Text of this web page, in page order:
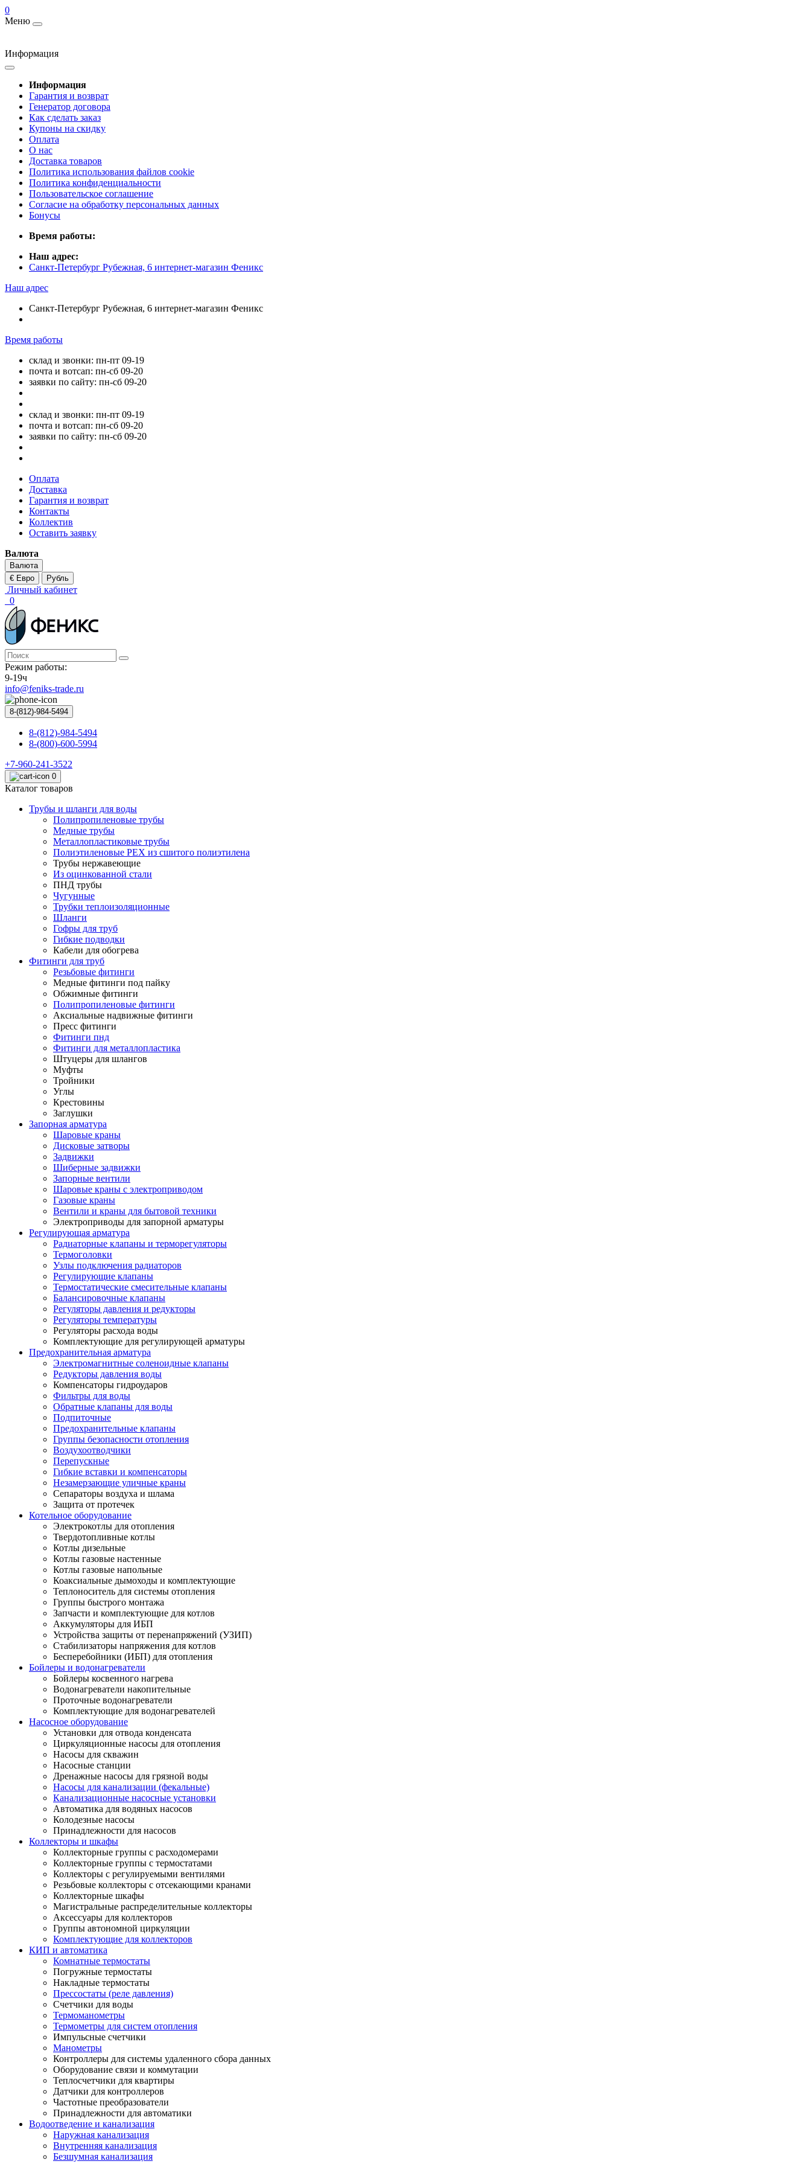
0
Меню
Информация
Информация
Гарантия и возврат
Генератор договора
Как сделать заказ
Купоны на скидку
Оплата
О нас
Доставка товаров
Политика использования файлов cookie
Политика конфиденциальности
Пользовательское соглашение
Согласие на обработку персональных данных
Бонусы
Время работы:
Наш адрес:
Санкт-Петербург Рубежная, 6 интернет-магазин Феникс
Наш адрес
Санкт-Петербург Рубежная, 6 интернет-магазин Феникс
Время работы
склад и звонки: пн-пт 09-19
почта и вотсап: пн-сб 09-20
заявки по сайту: пн-сб 09-20
склад и звонки: пн-пт 09-19
почта и вотсап: пн-сб 09-20
заявки по сайту: пн-сб 09-20
Оплата
Доставка
Гарантия и возврат
Контакты
Коллектив
Оставить заявку
Валюта
Валюта
€ Евро
Рубль
Личный кабинет
0
Режим работы:
9-19ч
info@feniks-trade.ru
8-(812)-984-5494
8-(812)-984-5494
8-(800)-600-5994
+7-960-241-3522
0
Каталог товаров
Трубы и шланги для воды
Полипропиленовые трубы
Медные трубы
Металлопластиковые трубы
Полиэтиленовые PEX из сшитого полиэтилена
Трубы нержавеющие
Из оцинкованной стали
ПНД трубы
Чугунные
Трубки теплоизоляционные
Шланги
Гофры для труб
Гибкие подводки
Кабели для обогрева
Фитинги для труб
Резьбовые фитинги
Медные фитинги под пайку
Обжимные фитинги
Полипропиленовые фитинги
Аксиальные надвижные фитинги
Пресс фитинги
Фитинги пнд
Фитинги для металлопластика
Штуцеры для шлангов
Муфты
Тройники
Углы
Крестовины
Заглушки
Запорная арматура
Шаровые краны
Дисковые затворы
Задвижки
Шиберные задвижки
Запорные вентили
Шаровые краны с электроприводом
Газовые краны
Вентили и краны для бытовой техники
Электроприводы для запорной арматуры
Регулирующая арматура
Радиаторные клапаны и терморегуляторы
Термоголовки
Узлы подключения радиаторов
Регулирующие клапаны
Термостатические смесительные клапаны
Балансировочные клапаны
Регуляторы давления и редукторы
Регуляторы температуры
Регуляторы расхода воды
Комплектующие для регулирующей арматуры
Предохранительная арматура
Электромагнитные соленоидные клапаны
Редукторы давления воды
Компенсаторы гидроударов
Фильтры для воды
Обратные клапаны для воды
Подпиточные
Предохранительные клапаны
Группы безопасности отопления
Воздухоотводчики
Перепускные
Гибкие вставки и компенсаторы
Незамерзающие уличные краны
Сепараторы воздуха и шлама
Защита от протечек
Котельное оборудование
Электрокотлы для отопления
Твердотопливные котлы
Котлы дизельные
Котлы газовые настенные
Котлы газовые напольные
Коаксиальные дымоходы и комплектующие
Теплоноситель для системы отопления
Группы быстрого монтажа
Запчасти и комплектующие для котлов
Аккумуляторы для ИБП
Устройства защиты от перенапряжений (УЗИП)
Стабилизаторы напряжения для котлов
Бесперебойники (ИБП) для отопления
Бойлеры и водонагреватели
Бойлеры косвенного нагрева
Водонагреватели накопительные
Проточные водонагреватели
Комплектующие для водонагревателей
Насосное оборудование
Установки для отвода конденсата
Циркуляционные насосы для отопления
Насосы для скважин
Насосные станции
Дренажные насосы для грязной воды
Насосы для канализации (фекальные)
Канализационные насосные установки
Автоматика для водяных насосов
Колодезные насосы
Принадлежности для насосов
Коллекторы и шкафы
Коллекторные группы с расходомерами
Коллекторные группы с термостатами
Коллекторы с регулируемыми вентилями
Резьбовые коллекторы с отсекающими кранами
Коллекторные шкафы
Магистральные распределительные коллекторы
Аксессуары для коллекторов
Группы автономной циркуляции
Комплектующие для коллекторов
КИП и автоматика
Комнатные термостаты
Погружные термостаты
Накладные термостаты
Прессостаты (реле давления)
Счетчики для воды
Термоманометры
Термометры для систем отопления
Импульсные счетчики
Манометры
Контроллеры для системы удаленного сбора данных
Оборудование связи и коммутации
Теплосчетчики для квартиры
Датчики для контроллеров
Частотные преобразователи
Принадлежности для автоматики
Водоотведение и канализация
Наружная канализация
Внутренняя канализация
Безшумная канализация